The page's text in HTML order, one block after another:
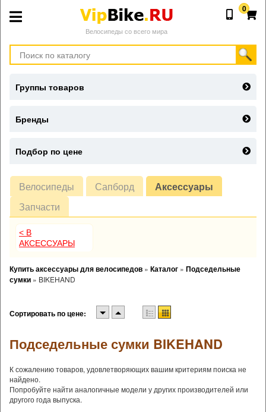
Велосипеды со всего мира
0
Велосипеды Сапборд
Аксессуары
Запчасти
< В
АКСЕССУАРЫ
Купить аксессуары для велосипедов » Каталог » Подседельные
сумки » BIKEHAND
Сортировать по цене:
Подседельные сумки BIKEHAND
К сожалению товаров, удовлетворяющих вашим критериям поиска не
найдено.
Попробуйте найти аналогичные модели у других производителей или
другого года выпуска.
Группы товаров
Бренды
Подбор по цене